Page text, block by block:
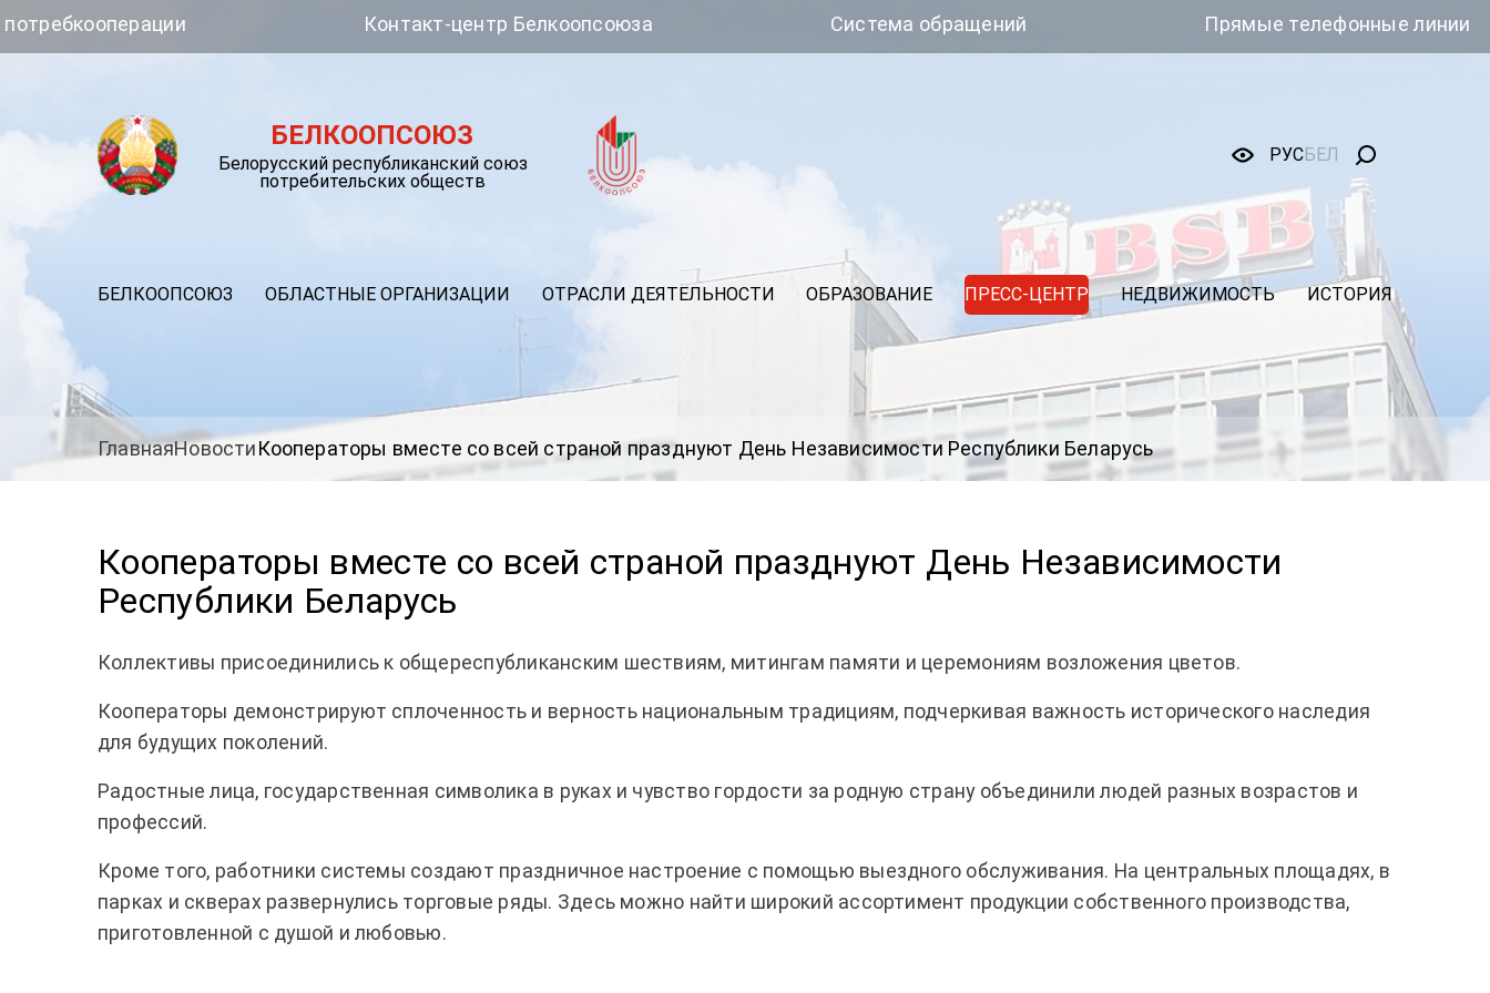
Контакт-центр Белкоопсоюза Система обращений Прямые телефонные линии
БЕЛКООПСОЮЗ
Белорусский республиканский союз
потребительских обществ
РУСБЕЛ
БЕЛКООПСОЮЗ ОБЛАСТНЫЕ ОРГАНИЗАЦИИ ОТРАСЛИ ДЕЯТЕЛЬНОСТИ ОБРАЗОВАНИЕ ПРЕСС-ЦЕНТР НЕДВИЖИМОСТЬ ИСТОРИЯ
ГлавнаяНовостиКооператоры вместе со всей страной празднуют День Независимости Республики Беларусь
Кооператоры вместе со всей страной празднуют День Независимости
Республики Беларусь
Коллективы присоединились к общереспубликанским шествиям, митингам памяти и церемониям возложения цветов.
Кооператоры демонстрируют сплоченность и верность национальным традициям, подчеркивая важность исторического наследия
для будущих поколений.
Радостные лица, государственная символика в руках и чувство гордости за родную страну объединили людей разных возрастов и
профессий.
Кроме того, работники системы создают праздничное настроение с помощью выездного обслуживания. На центральных площадях, в
парках и скверах развернулись торговые ряды. Здесь можно найти широкий ассортимент продукции собственного производства,
приготовленной с душой и любовью.